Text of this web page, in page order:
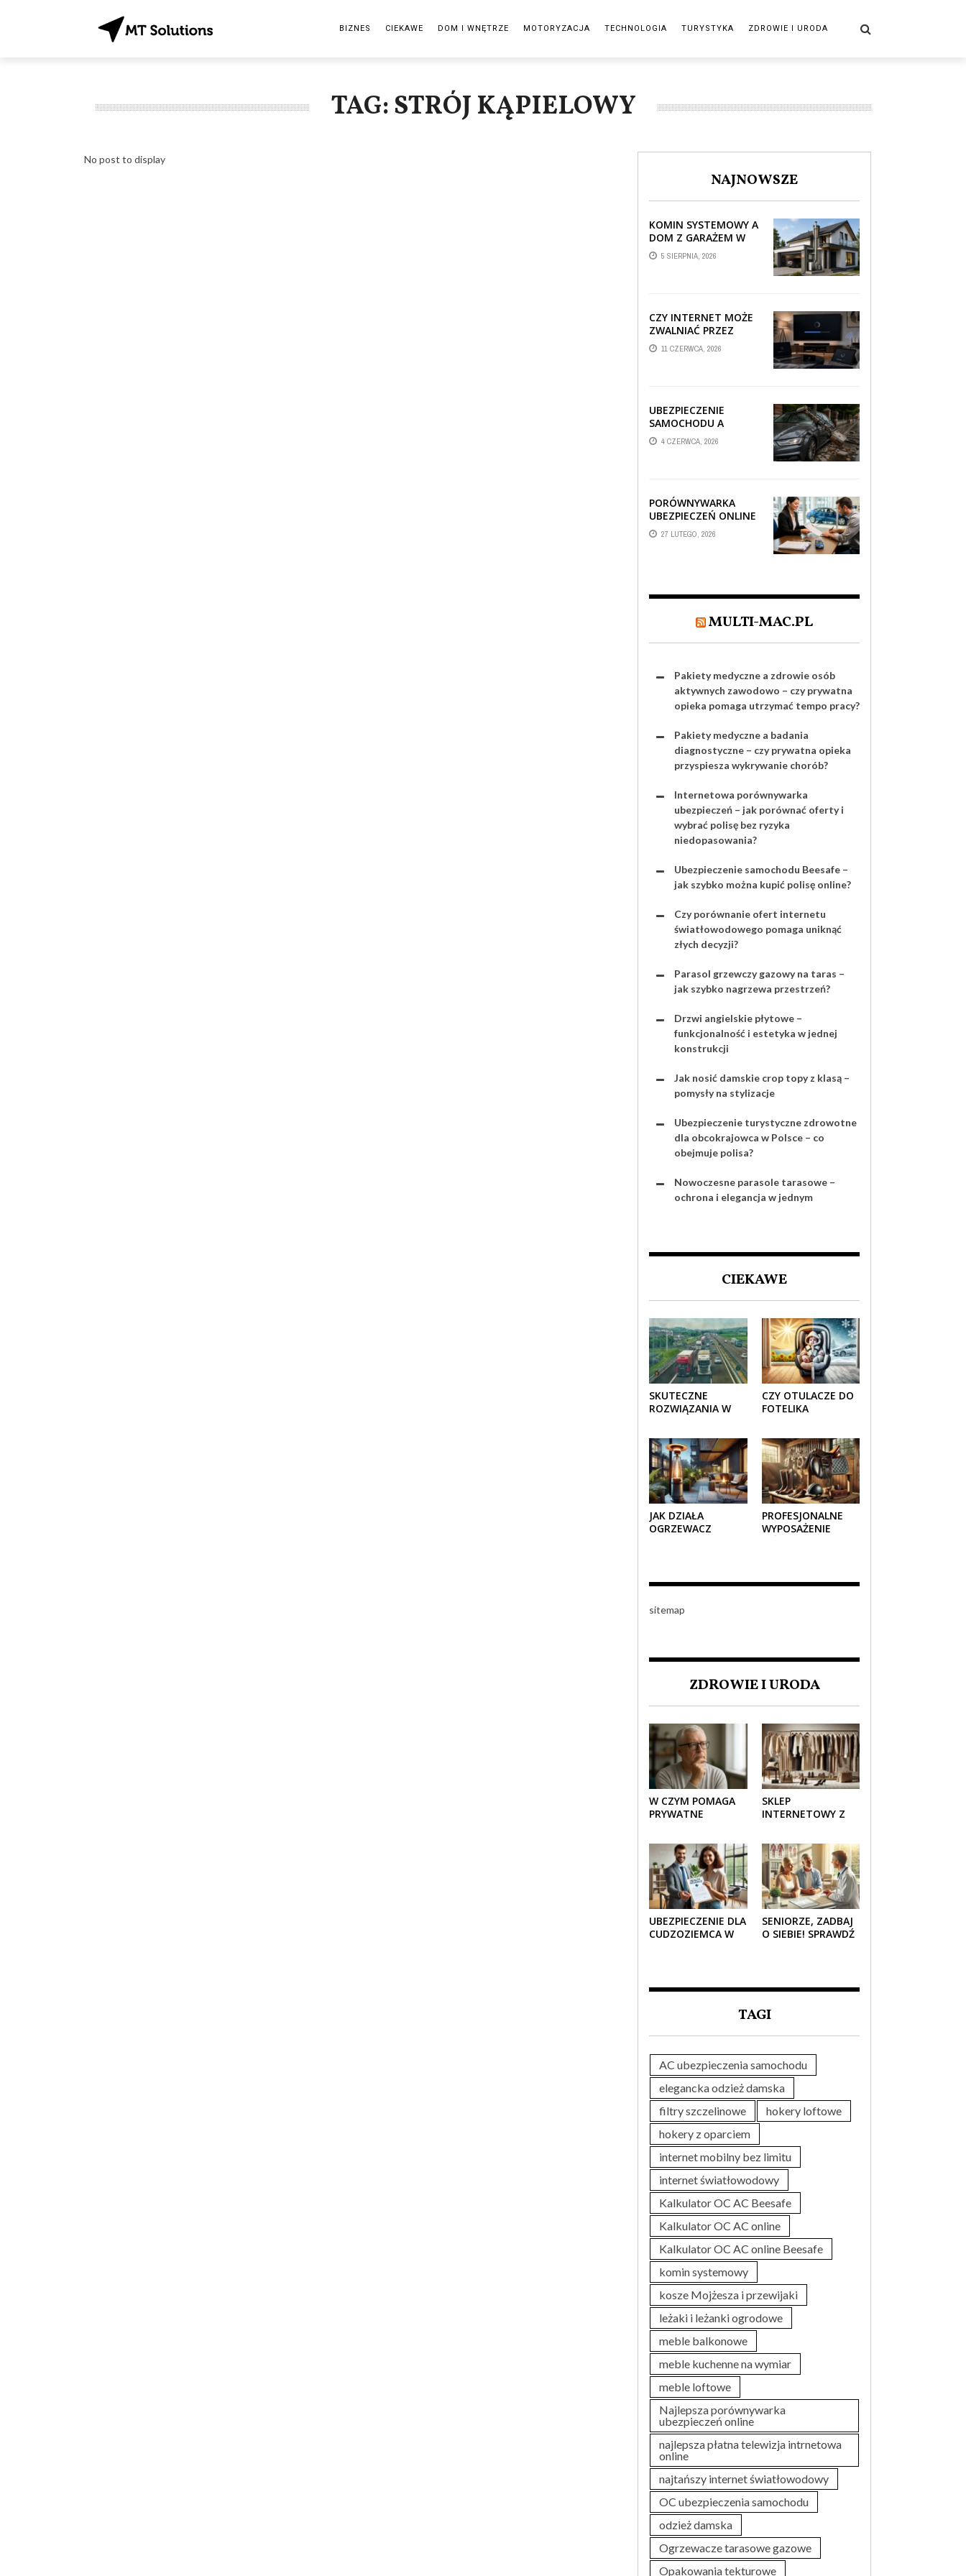
BIZNES CIEKAWE DOM I WNĘTRZE MOTORYZACJA TECHNOLOGIA TURYSTYKA ZDROWIE I URODA
TAG: STRÓJ KĄPIELOWY
No post to display
NAJNOWSZE
KOMIN SYSTEMOWY A
DOM Z GARAŻEM W
BRYLE – JAK STREFA
TECHNICZNA WPŁYWA
5 SIERPNIA, 2026
CZY INTERNET MOŻE
ZWALNIAĆ PRZEZ
AUTOMATYCZNE
AKTUALIZACJE
11 CZERWCA, 2026
UBEZPIECZENIE
SAMOCHODU A
SZKODA PO
USZKODZENIU AUTA
4 CZERWCA, 2026
PORÓWNYWARKA
UBEZPIECZEŃ ONLINE
– JAK WYBRAĆ POLISĘ,
KTÓRA REALNIE
27 LUTEGO, 2026
MULTI-MAC.PL
Pakiety medyczne a zdrowie osób
aktywnych zawodowo – czy prywatna
opieka pomaga utrzymać tempo pracy?
Pakiety medyczne a badania
diagnostyczne – czy prywatna opieka
przyspiesza wykrywanie chorób?
Internetowa porównywarka
ubezpieczeń – jak porównać oferty i
wybrać polisę bez ryzyka
niedopasowania?
Ubezpieczenie samochodu Beesafe –
jak szybko można kupić polisę online?
Czy porównanie ofert internetu
światłowodowego pomaga uniknąć
złych decyzji?
Parasol grzewczy gazowy na taras –
jak szybko nagrzewa przestrzeń?
Drzwi angielskie płytowe –
funkcjonalność i estetyka w jednej
konstrukcji
Jak nosić damskie crop topy z klasą –
pomysły na stylizacje
Ubezpieczenie turystyczne zdrowotne
dla obcokrajowca w Polsce – co
obejmuje polisa?
Nowoczesne parasole tarasowe –
ochrona i elegancja w jednym
CIEKAWE
SKUTECZNE
ROZWIĄZANIA W
DREWNIANE I
TEKTUROWE
CZY OTULACZE DO
FOTELIKA
LATEM I ZIMĄ?
JAK DZIAŁA
OGRZEWACZ
PROFESJONALNE
WYPOSAŻENIE
sitemap
ZDROWIE I URODA
W CZYM POMAGA
PRYWATNE
SENIOROM?
SKLEP
INTERNETOWY Z
KLASYKA, SZYK I
NOWOCZESNOŚĆ
UBEZPIECZENIE DLA
CUDZOZIEMCA W
SENIORZE, ZADBAJ
O SIEBIE! SPRAWDŹ
TAGI
AC ubezpieczenia samochodu
elegancka odzież damska
filtry szczelinowe
hokery loftowe
hokery z oparciem
internet mobilny bez limitu
internet światłowodowy
Kalkulator OC AC Beesafe
Kalkulator OC AC online
Kalkulator OC AC online Beesafe
komin systemowy
kosze Mojżesza i przewijaki
leżaki i leżanki ogrodowe
meble balkonowe
meble kuchenne na wymiar
meble loftowe
Najlepsza porównywarka
ubezpieczeń online
najlepsza płatna telewizja intrnetowa
online
najtańszy internet światłowodowy
OC ubezpieczenia samochodu
odzież damska
Ogrzewacze tarasowe gazowe
Opakowania tekturowe